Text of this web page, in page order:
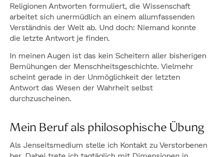
Religionen Antworten formuliert, die Wissenschaft
arbeitet sich unermüdlich an einem allumfassenden
Verständnis der Welt ab. Und doch: Niemand konnte
die letzte Antwort je finden.
In meinen Augen ist das kein Scheitern aller bisherigen
Bemühungen der Menschheitsgeschichte. Vielmehr
scheint gerade in der Unmöglichkeit der letzten
Antwort das Wesen der Wahrheit selbst
durchzuscheinen.
Mein Beruf als philosophische Übung
Als Jenseitsmedium stelle ich Kontakt zu Verstorbenen